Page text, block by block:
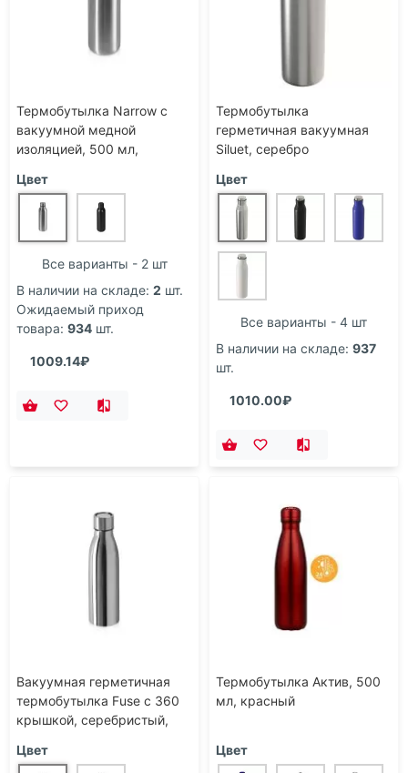
Термобутылка Narrow с
вакуумной медной
изоляцией, 500 мл,
Цвет
Все варианты - 2 шт
В наличии на складе: 2 шт.
Ожидаемый приход
товара: 934 шт.
1009.14₽
Термобутылка
герметичная вакуумная
Siluet, серебро
Цвет
Все варианты - 4 шт
В наличии на складе: 937
шт.
1010.00₽
Вакуумная герметичная
термобутылка Fuse с 360
крышкой, серебристый,
Цвет
Термобутылка Актив, 500
мл, красный
Цвет